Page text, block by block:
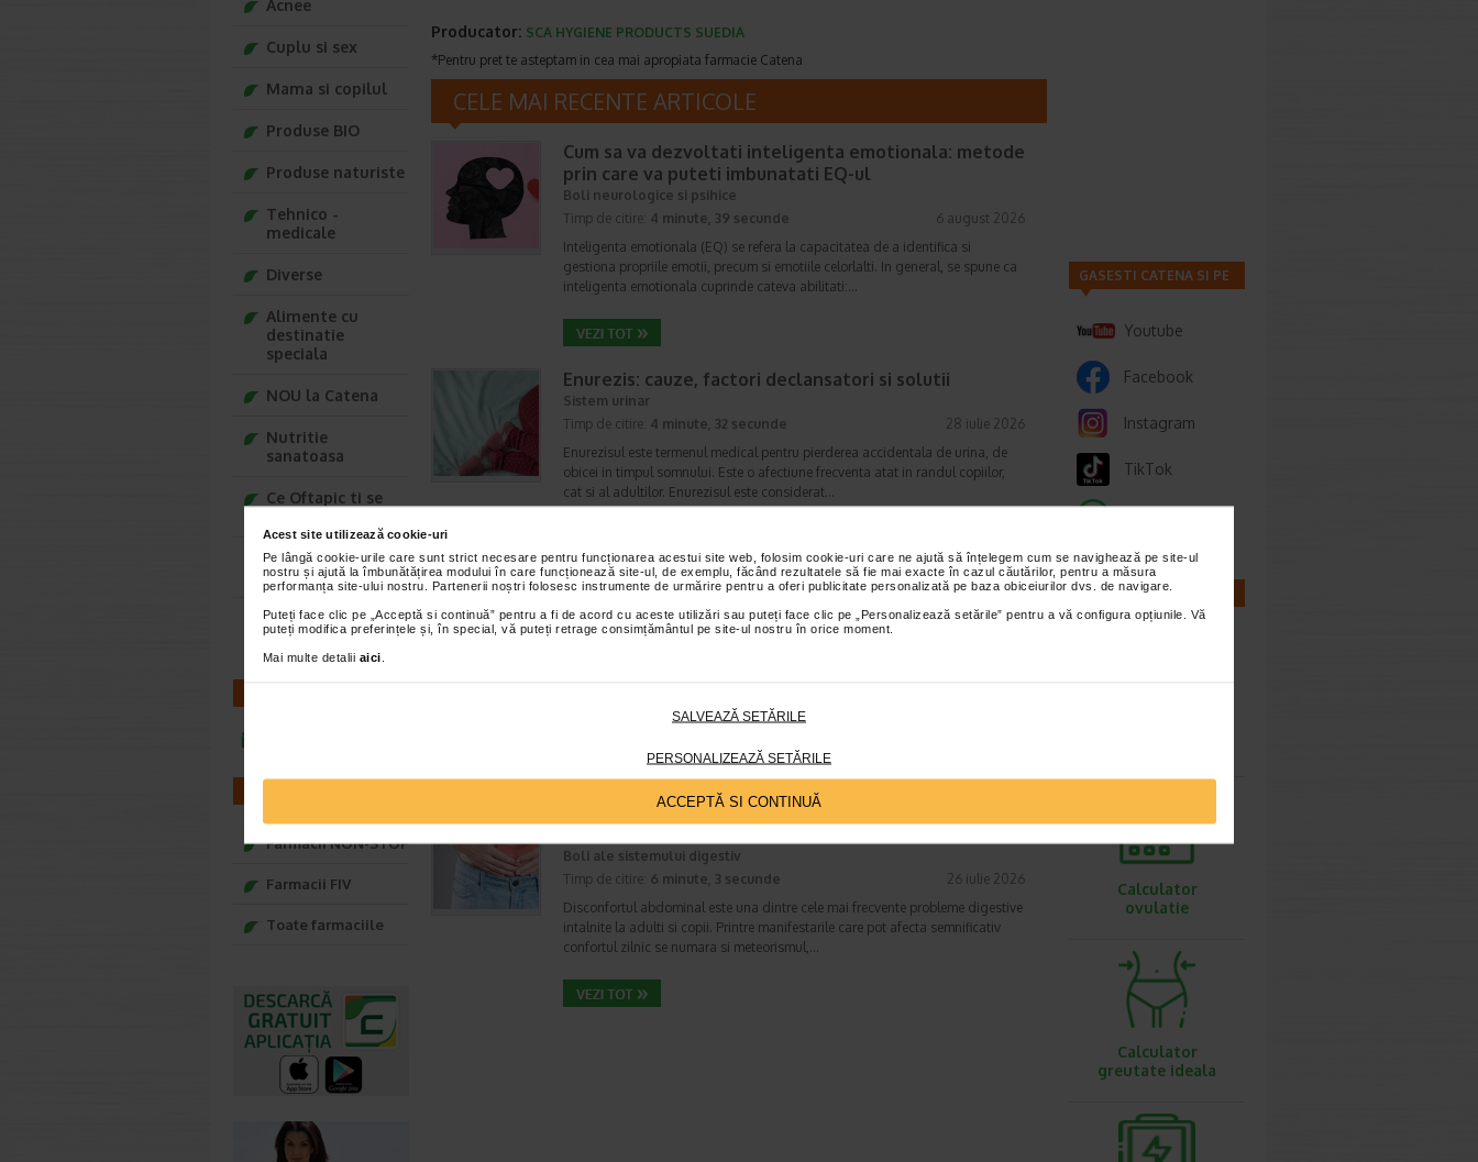
Acest site utilizează cookie-uri
Pe lângă cookie-urile care sunt strict necesare pentru funcționarea acestui site web, folosim cookie-uri care ne ajută să înțelegem cum se navighează pe site-ul
nostru și ajută la îmbunătățirea modului în care funcționează site-ul, de exemplu, făcând rezultatele să fie mai exacte în cazul căutărilor, pentru a măsura
performanța site-ului nostru. Partenerii noștri folosesc instrumente de urmărire pentru a oferi publicitate personalizată pe baza obiceiurilor dvs. de navigare.
Puteți face clic pe „Acceptă si continuă” pentru a fi de acord cu aceste utilizări sau puteți face clic pe „Personalizează setările” pentru a vă configura opțiunile. Vă
puteți modifica preferințele și, în special, vă puteți retrage consimțământul pe site-ul nostru în orice moment.
Mai multe detalii aici
SALVEAZĂ SETĂRILE
PERSONALIZEAZĂ SETĂRILE
ACCEPTĂ SI CONTINUĂ
Producator: SCA HYGIENE PRODUCTS SUEDIA
*Pentru pret te asteptam in cea mai apropiata farmacie Catena
CELE MAI RECENTE ARTICOLE
Cum sa va dezvoltati inteligenta emotionala: metode
prin care va puteti imbunatati EQ-ul
Boli neurologice si psihice
Timp de citire: 4 minute, 39 secunde
6 august 2026
Inteligenta emotionala (EQ) se refera la capacitatea de a identifica si
gestiona propriile emotii, precum si emotiile celorlalti. In general, se spune ca
inteligenta emotionala cuprinde cateva abilitati:…
Enurezis: cauze, factori declansatori si solutii
Sistem urinar
Timp de citire: 4 minute, 32 secunde
28 iulie 2026
Enurezisul este termenul medical pentru pierderea accidentala de urina, de
obicei in timpul somnului. Este o afectiune frecventa atat in randul copiilor,
cat si al adultilor. Enurezisul este considerat…
Senzatia de prea plin: cand indica o afectiune si cum o
tratati
Boli ale sistemului digestiv
In cele mai multe cazuri, aceasta apare ocazional…
Totul despre meteorism: cauze, factori declansatori,
Boli ale sistemului digestiv
Timp de citire: 6 minute, 3 secunde
26 iulie 2026
Disconfortul abdominal este una dintre cele mai frecvente probleme digestive
intalnite la adulti si copii. Printre manifestarile care pot afecta semnificativ
confortul zilnic se numara si meteorismul,…
Acnee
Cuplu si sex
Mama si copilul
Produse BIO
Produse naturiste
Tehnico -
medicale
Diverse
Alimente cu
destinatie
speciala
NOU la Catena
Nutritie
sanatoasa
Ce Oftapic ti se
Adora – Adorabili
din prima clipa
Seturi cadou
Baylis&Harding
Farmacii NON-STOP
Farmacii FIV
Toate farmaciile
GASESTI CATENA SI PE
Youtube
Facebook
Instagram
TikTok
CALCULATOARE
Calculator
ovulatie
Calculator
greutate ideala